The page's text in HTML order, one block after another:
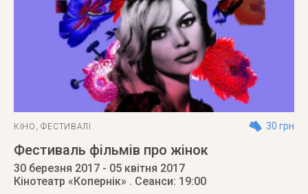
КІНО ,ФЕСТИВАЛІ 30 грн
Фестиваль фільмів про жінок
30 березня 2017 - 05 квітня 2017
Кінотеатр «Копернік» . Сеанси: 19:00